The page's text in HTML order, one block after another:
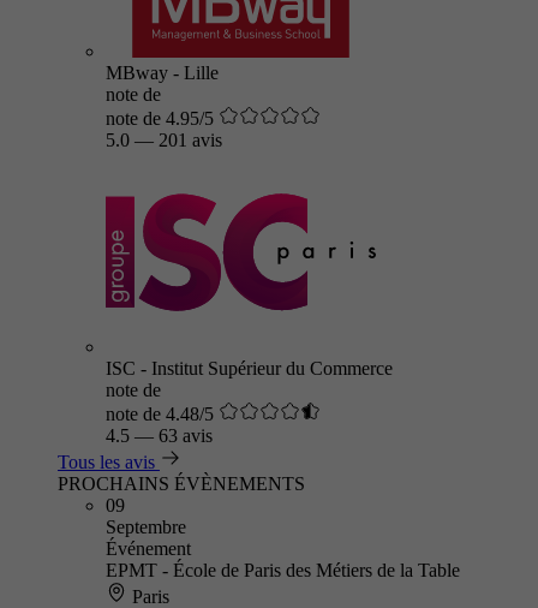
MBway - Lille
note de
note de 4.95/5
5.0 — 201 avis
ISC - Institut Supérieur du Commerce
note de
note de 4.48/5
4.5 — 63 avis
Tous les avis
PROCHAINS ÉVÈNEMENTS
09
Septembre
Événement
EPMT - École de Paris des Métiers de la Table
Paris